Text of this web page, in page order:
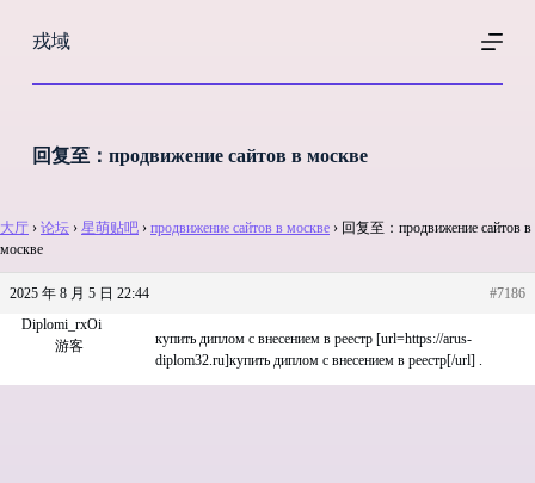
过
戎域
回复至：продвижение сайтов в москве
大厅 › 论坛 › 星萌贴吧 › продвижение сайтов в москве › 回复至：продвижение сайтов в
москве
2025 年 8 月 5 日 22:44
#7186
Diplomi_rxOi
游客
купить диплом с внесением в реестр [url=https://arus-
diplom32.ru]купить диплом с внесением в реестр[/url] .